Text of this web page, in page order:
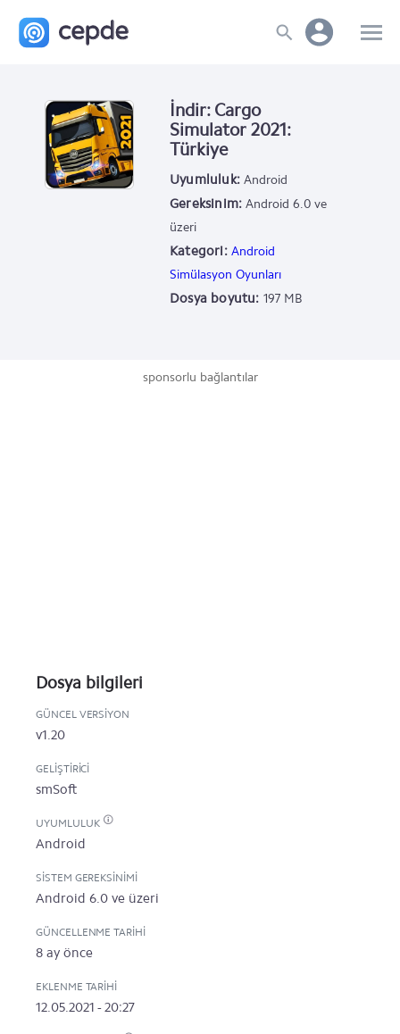
İndir: Cargo
Simulator 2021:
Türkiye
Uyumluluk: Android
Gereksinim: Android 6.0 ve
üzeri
Kategori: Android
Simülasyon Oyunları
Dosya boyutu: 197 MB
sponsorlu bağlantılar
Dosya bilgileri
GÜNCEL VERSIYON
v1.20
GELIŞTIRICI
smSoft
UYUMLULUK
Android
SISTEM GEREKSINIMI
Android 6.0 ve üzeri
GÜNCELLENME TARIHI
8 ay önce
EKLENME TARIHI
12.05.2021 - 20:27